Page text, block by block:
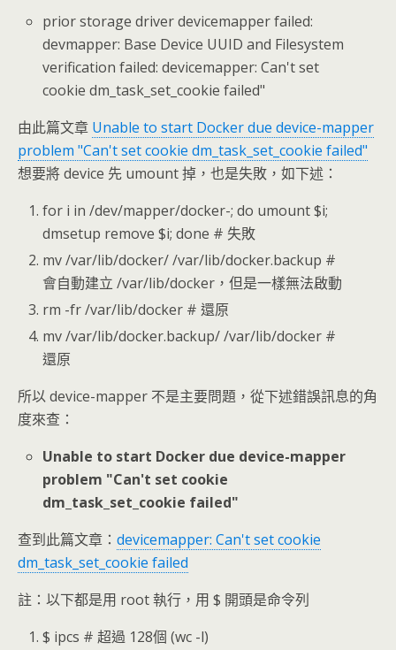
prior storage driver devicemapper failed:
devmapper: Base Device UUID and Filesystem
verification failed: devicemapper: Can't set
cookie dm_task_set_cookie failed"
由此篇文章 Unable to start Docker due device-mapper
problem "Can't set cookie dm_task_set_cookie failed"
想要將 device 先 umount 掉，也是失敗，如下述：
for i in /dev/mapper/docker-; do umount $i;
dmsetup remove $i; done # 失敗
mv /var/lib/docker/ /var/lib/docker.backup #
會自動建立 /var/lib/docker，但是一樣無法啟動
rm -fr /var/lib/docker # 還原
mv /var/lib/docker.backup/ /var/lib/docker #
還原
所以 device-mapper 不是主要問題，從下述錯誤訊息的角
度來查：
Unable to start Docker due device-mapper
problem "Can't set cookie
dm_task_set_cookie failed"
查到此篇文章： devicemapper: Can't set cookie
dm_task_set_cookie failed
註：以下都是用 root 執行，用 $ 開頭是命令列
$ ipcs # 超過 128個 (wc -l)